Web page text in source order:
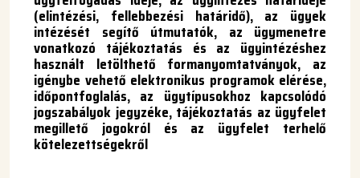
(elintézési, fellebbezési határidő), az ügyek
intézését segítő útmutatók, az ügymenetre
vonatkozó tájékoztatás és az ügyintézéshez
használt letölthető formanyomtatványok, az
igénybe vehető elektronikus programok elérése,
időpontfoglalás, az ügytípusokhoz kapcsolódó
jogszabályok jegyzéke, tájékoztatás az ügyfelet
megillető jogokról és az ügyfelet terhelő
kötelezettségekről